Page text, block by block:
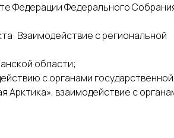
Федерации Федерального
Взаимодействие с региональной
области;
с органами государственной
Арктика», взаимодействие с